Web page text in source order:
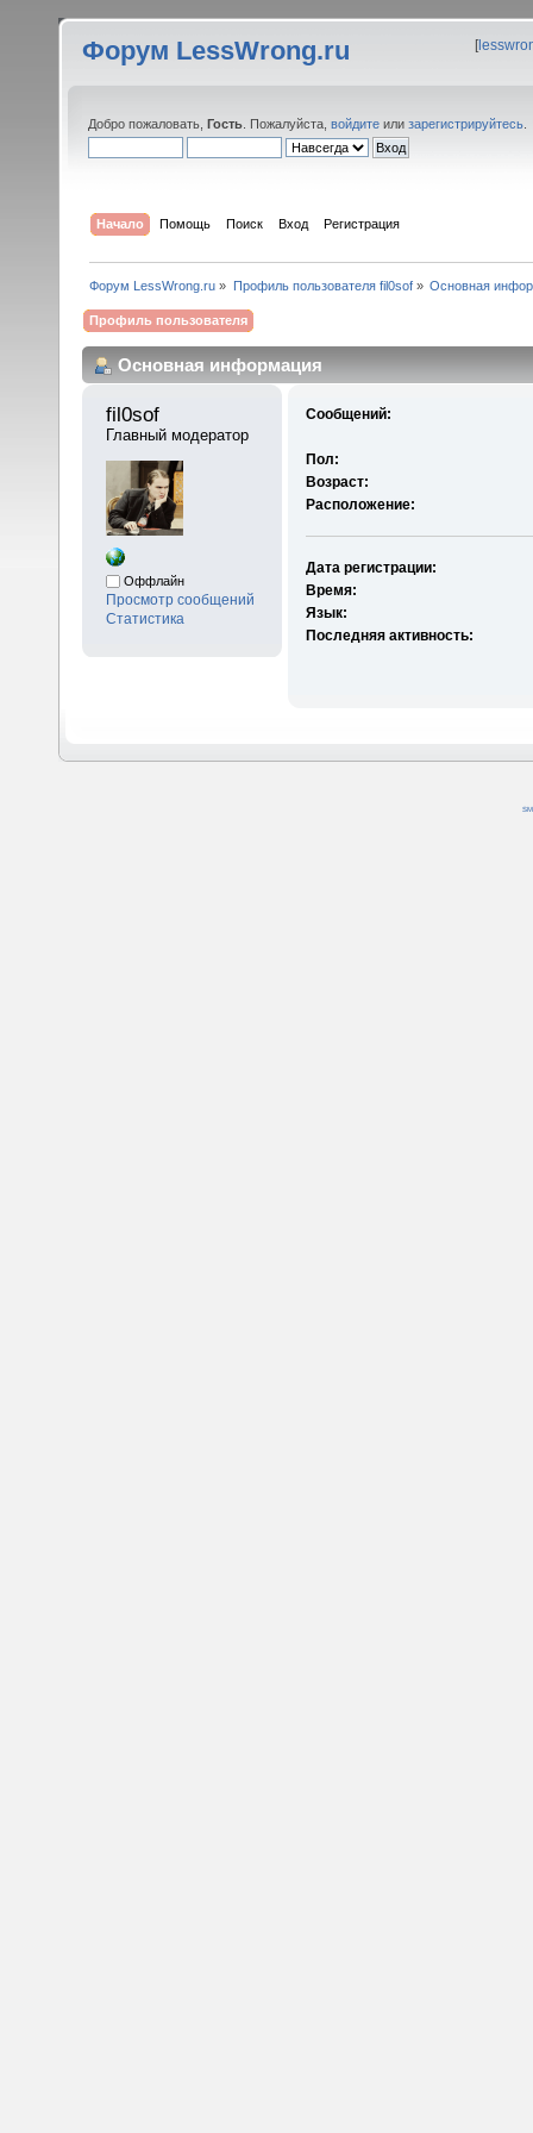
Форум LessWrong.ru [
Добро пожаловать, Гость . Пожалуйста, войдите или зарегистрируйтесь
Начало Помощь Поиск Вход Регистрация
Форум LessWrong.ru » Профиль пользователя fil0sof» Основная
Профиль пользователя
Основная информация
fil0sof
Главный модератор
Оффлайн
Просмотр сообщений
Статистика
Сообщений:
Пол:
Возраст:
Расположение:
Дата регистрации:
Время:
Язык:
Последняя активность: